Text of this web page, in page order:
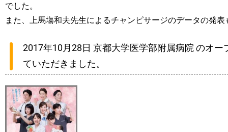
でした。
また、上馬塲和夫先生によるチャンピサージのデータの発
2017年10月28日 京都大学医学部附属病院 のオ
ていただきました。